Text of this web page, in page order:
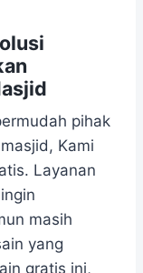
pihak
Kami
Layanan
masih
yang
gratis ini,